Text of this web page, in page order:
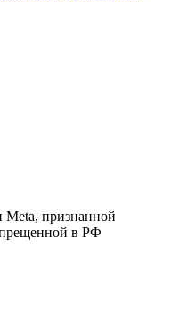
Meta, признанной
в РФ